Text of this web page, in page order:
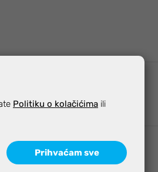
Politiku o kolačićima ili
Prihvaćam sve